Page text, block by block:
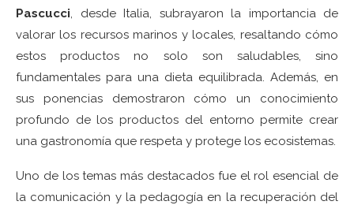
Pascucci, desde Italia, subrayaron la importancia de
valorar los recursos marinos y locales, resaltando cómo
estos productos no solo son saludables, sino
fundamentales para una dieta equilibrada. Además, en
sus ponencias demostraron cómo un conocimiento
profundo de los productos del entorno permite crear
una gastronomía que respeta y protege los ecosistemas.
Uno de los temas más destacados fue el rol esencial de
la comunicación y la pedagogía en la recuperación del